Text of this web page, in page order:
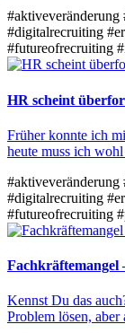
#aktiveveränderung
#digitalrecruiting
#futureofrecruiting
HR scheint
Früher konnte ich
heute muss ich
#aktiveveränderung
#digitalrecruiting
#futureofrecruiting
Kennst Du das
Problem lösen,